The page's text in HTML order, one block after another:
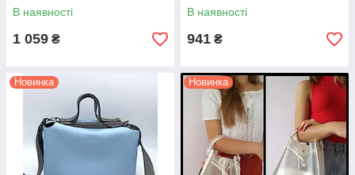
В наявності
1 059 ₴
В наявності
941 ₴
Новинка Новинка